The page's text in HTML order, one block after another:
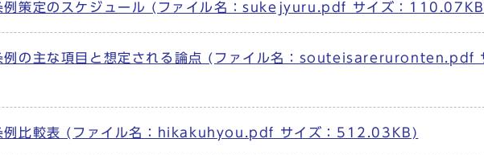
策定のスケジュール (ファイル名：sukejyuru.pdf サイズ：
の主な項目と想定される論点 (ファイル名：souteisareruronten.pdf
比較表 (ファイル名：hikakuhyou.pdf サイズ：512.03KB)